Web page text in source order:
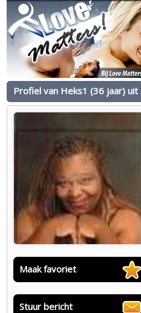
Profiel van Heks1 (36 jaar) uit
Maak favoriet
Stuur bericht